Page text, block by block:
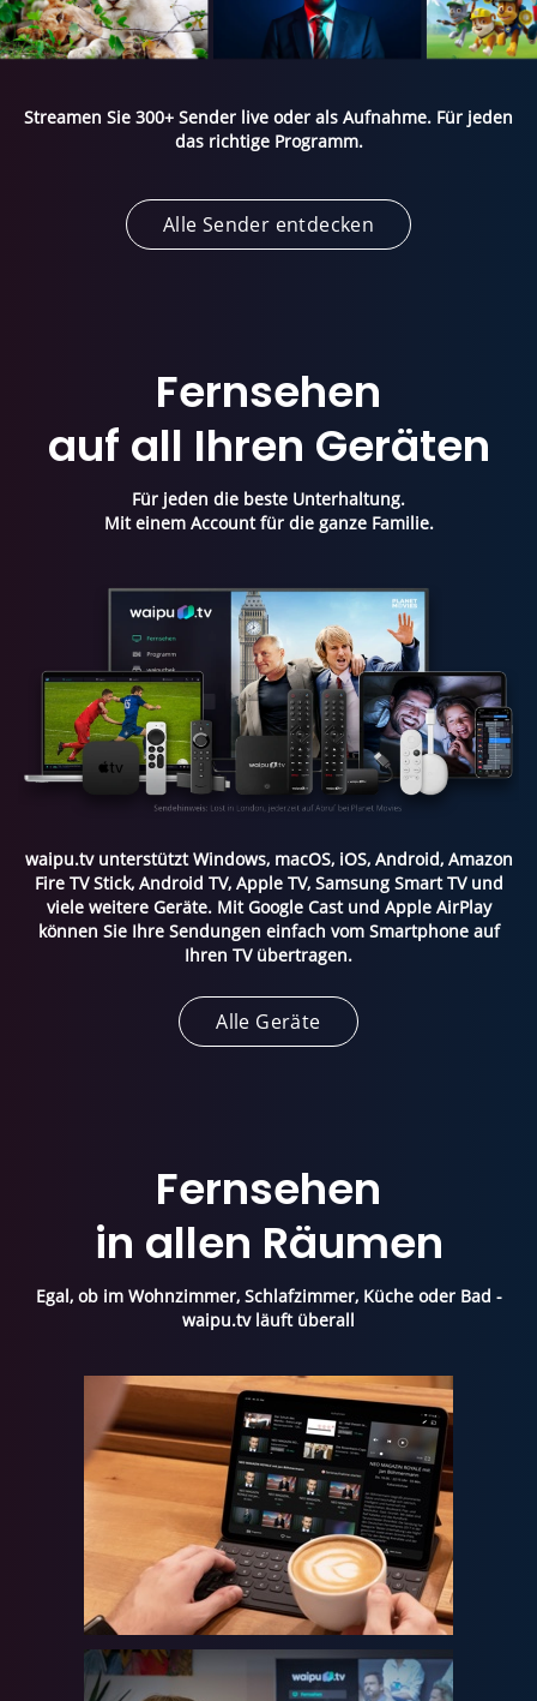
Streamen Sie 300+ Sender live oder als Aufnahme. Für jeden
das richtige Programm.
Alle Sender entdecken
Fernsehen
auf all Ihren Geräten
Für jeden die beste Unterhaltung.
Mit einem Account für die ganze Familie.
waipu.tv unterstützt Windows, macOS, iOS, Android, Amazon
Fire TV Stick, Android TV, Apple TV, Samsung Smart TV und
viele weitere Geräte. Mit Google Cast und Apple AirPlay
können Sie Ihre Sendungen einfach vom Smartphone auf
Ihren TV übertragen.
Alle Geräte
Fernsehen
in allen Räumen
Egal, ob im Wohnzimmer, Schlafzimmer, Küche oder Bad -
waipu.tv läuft überall